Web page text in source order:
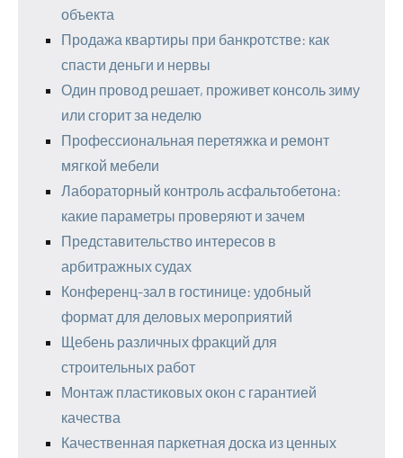
объекта
Продажа квартиры при банкротстве: как
спасти деньги и нервы
Один провод решает, проживет консоль зиму
или сгорит за неделю
Профессиональная перетяжка и ремонт
мягкой мебели
Лабораторный контроль асфальтобетона:
какие параметры проверяют и зачем
Представительство интересов в
арбитражных судах
Конференц-зал в гостинице: удобный
формат для деловых мероприятий
Щебень различных фракций для
строительных работ
Монтаж пластиковых окон с гарантией
качества
Качественная паркетная доска из ценных